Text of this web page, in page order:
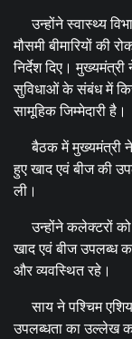
उन्होंने स्वास्थ्य
मौसमी बीमारियों की
निर्देश दिए।
सुविधाओं के संबंध में
सामूहिक जिम्मेदारी है।
बैठक में मुख्यमंत्री ने
हुए खाद एवं बीज की
ली।
उन्होंने कलेक्टरों को
खाद एवं बीज उपलब्ध
और व्यवस्थित रहे।
साय ने पश्चिम
उपलब्धता का उल्लेख